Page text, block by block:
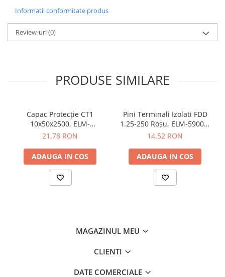
Piese de adaptare
Prize, întrerupătoare, detectoare
de mișcare și accesorii
Cadre de montaj aparent
Obturatoare
Prelungitoare, Stechere, Accesorii
Prize de difuzor
Prize internet
Prize și fișe industriale
Informatii conformitate produs
Review-uri(0)
PRODUSE SIMILARE
Capac Protecție CT1
10x50x2500, ELM-
56050825C, Elmark
21,78 RON
ADAUGA IN COS
Pini Terminali Izolati FDD
1.25-250 Roșu, ELM-59006,
Elmark
14,52 RON
ADAUGA IN COS
MAGAZINUL MEU
CLIENTI
DATE COMERCIALE